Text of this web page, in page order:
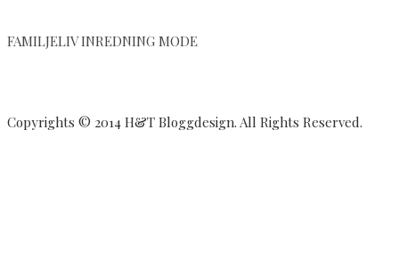
FAMILJELIV INREDNING MODE
Copyrights © 2014 H&T Bloggdesign. All Rights Reserved.